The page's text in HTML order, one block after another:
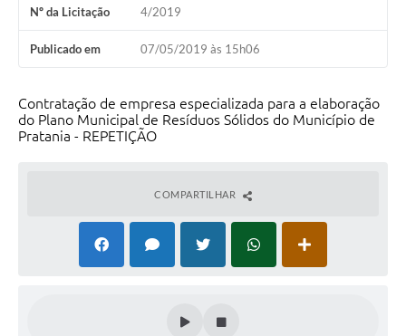
Nº da Licitação 4/2019
Publicado em 07/05/2019 às 15h06
Contratação de empresa especializada para a elaboração
do Plano Municipal de Resíduos Sólidos do Município de
Pratania - REPETIÇÃO
COMPARTILHAR